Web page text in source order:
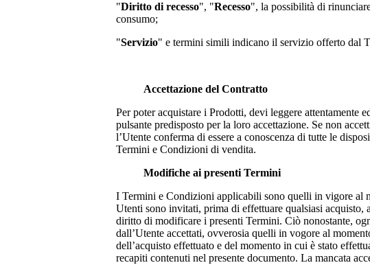
"Diritto di recesso", "Recesso", la possibilità di
consumo;
"Servizio" e termini simili indicano il servizio offerto dal
Accettazione del Contratto
Per poter acquistare i Prodotti, devi leggere attentamente
pulsante predisposto per la loro accettazione. Se non
l’Utente conferma di essere a conoscenza di tutte le
Termini e Condizioni di vendita.
Modifiche ai presenti Termini
I Termini e Condizioni applicabili sono quelli in vigore al
Utenti sono invitati, prima di effettuare qualsiasi
diritto di modificare i presenti Termini. Ciò nonostante,
dall’Utente accettati, ovverosia quelli in vogore al
dell’acquisto effettuato e del momento in cui è stato
recapiti contenuti nel presente documento. La mancata